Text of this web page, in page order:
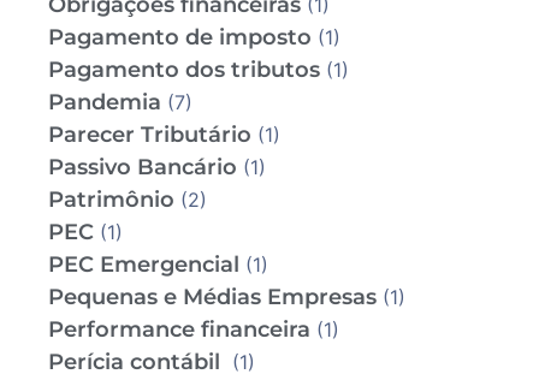
Obrigações financeiras (1)
Pagamento de imposto (1)
Pagamento dos tributos (1)
Pandemia (7)
Parecer Tributário (1)
Passivo Bancário (1)
Patrimônio (2)
PEC (1)
PEC Emergencial (1)
Pequenas e Médias Empresas (1)
Performance financeira (1)
Perícia contábil (1)